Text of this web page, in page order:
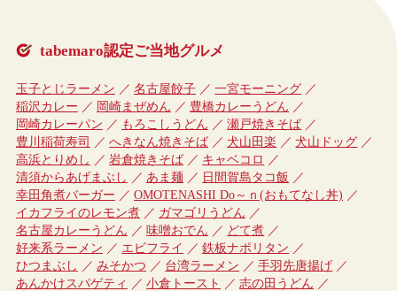
tabemaro認定ご当地グルメ
玉子とじラーメン 名古屋餃子
一宮モーニング
稲沢カレー
岡崎まぜめん
豊橋カレーうどん
岡崎カレーパン
もろこしうどん
瀬戸焼きそば
豊川稲荷寿司
へきなん焼きそば 犬山田楽
犬山ドッグ
高浜とりめし
岩倉焼きそば
キャベコロ
清須からあげまぶし
あま麺
日間賀島タコ飯
幸田角煮バーガー
OMOTENASHI Do～ｎ(おもてなし丼)
イカフライのレモン煮
ガマゴリうどん
名古屋カレーうどん
味噌おでん
どて煮
好来系ラーメン
エビフライ
鉄板ナポリタン
ひつまぶし
みそかつ 台湾ラーメン
手羽先唐揚げ
あんかけスパゲティ
小倉トースト
志の田うどん